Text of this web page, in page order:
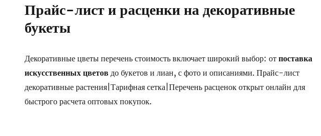
Прайс-лист и расценки на декоративные
букеты
Декоративные цветы перечень стоимость включает широкий выбор: от поставка
искусственных цветов до букетов и лиан, с фото и описаниями. Прайс-лист
декоративные растения|Тарифная сетка|Перечень расценок открыт онлайн для
быстрого расчета оптовых покупок.